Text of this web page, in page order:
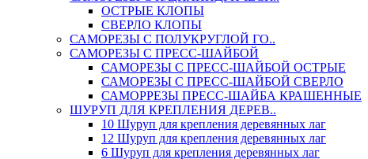
ОСТРЫЕ КЛОПЫ
СВЕРЛО КЛОПЫ
САМОРЕЗЫ С ПОЛУКРУГЛОЙ ГО..
САМОРЕЗЫ С ПРЕСС-ШАЙБОЙ
САМОРЕЗЫ С ПРЕСС-ШАЙБОЙ ОСТРЫЕ
САМОРЕЗЫ С ПРЕСС-ШАЙБОЙ СВЕРЛО
САМОРРЕЗЫ ПРЕСС-ШАЙБА КРАШЕННЫЕ
ШУРУП ДЛЯ КРЕПЛЕНИЯ ДЕРЕВ..
10 Шуруп для крепления деревянных лаг
12 Шуруп для крепления деревянных лаг
6 Шуруп для крепления деревянных лаг